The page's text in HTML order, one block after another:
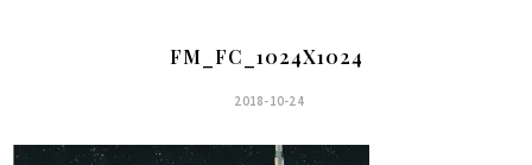
FM_FC_1024X1024
2018-10-24